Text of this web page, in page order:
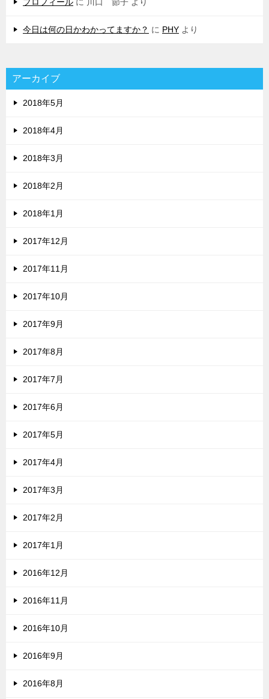
プロフィール に 川口 節子 より
今日は何の日かわかってますか？ に PHY より
アーカイブ
2018年5月
2018年4月
2018年3月
2018年2月
2018年1月
2017年12月
2017年11月
2017年10月
2017年9月
2017年8月
2017年7月
2017年6月
2017年5月
2017年4月
2017年3月
2017年2月
2017年1月
2016年12月
2016年11月
2016年10月
2016年9月
2016年8月